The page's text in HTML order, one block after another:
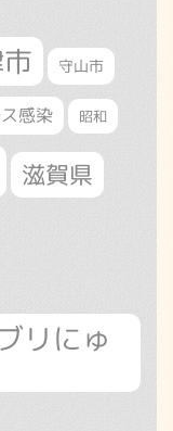
守山市
感染 昭和
滋賀県
リにゅ